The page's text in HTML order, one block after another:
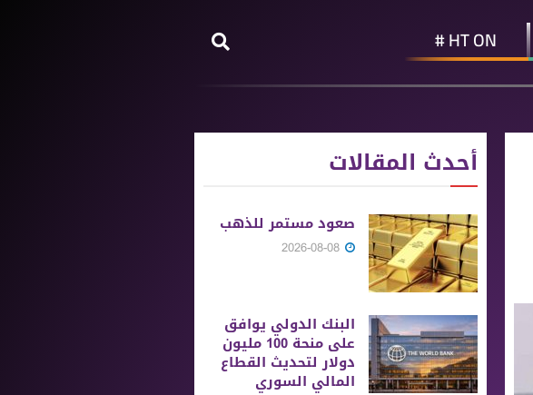
HT ON #
أحدث المقالات
صعود مستمر للذهب
البنك الدولي يوافق
على منحة 100 مليون
دولار لتحديث القطاع
المالي السوري